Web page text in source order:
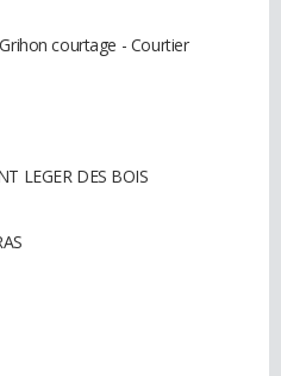
courtage - Courtier
LEGER DES BOIS